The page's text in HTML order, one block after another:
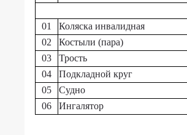
ассигнований
и
условиях
предоставления
услуг,
в
том
01
Коляска инвалидная
02
Костыли (пара)
03
Трость
04
Подкладной круг
05
Судно
06
Ингалятор